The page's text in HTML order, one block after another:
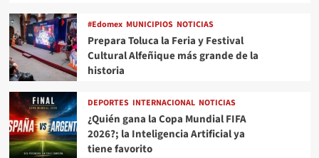
#Edomex MUNICIPIOS NOTICIAS
Prepara Toluca la Feria y Festival
Cultural Alfeñique más grande de la
historia
DEPORTES INTERNACIONAL NOTICIAS
¿Quién gana la Copa Mundial FIFA
2026?; la Inteligencia Artificial ya
tiene favorito